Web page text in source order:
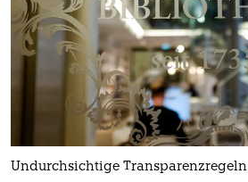
Undurchsichtige Transparenzregeln